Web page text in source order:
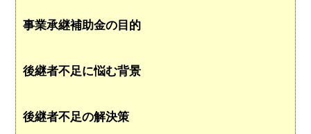
事業承継補助金の目的
後継者不足に悩む背景
後継者不足の解決策